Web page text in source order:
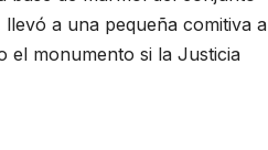
a una pequeña comitiva a
el monumento si la Justicia